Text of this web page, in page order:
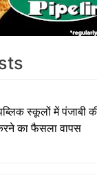
स्कूलों में पंजाबी
का फैसला वापस